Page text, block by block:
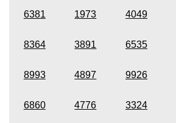
6381 1973 4049
8364 3891 6535
8993 4897 9926
6860 4776 3324